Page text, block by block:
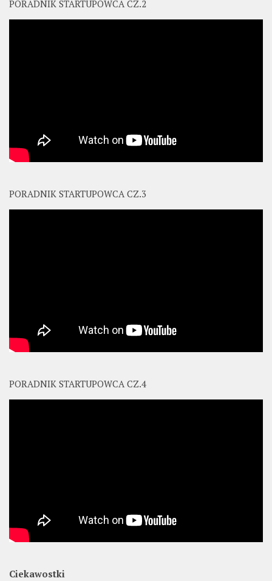
PORADNIK STARTUPOWCA CZ.2
PORADNIK STARTUPOWCA CZ.3
PORADNIK STARTUPOWCA CZ.4
Ciekawostki